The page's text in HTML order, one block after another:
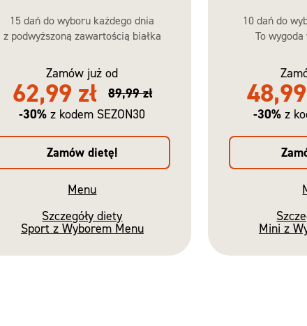
15 dań do wyboru każdego dnia
z podwyższoną zawartością białka
Zamów już od
62,99 zł
89,99 zł
-30% z kodem SEZON30
Zamów dietę!
Menu
Szczegóły diety
Sport z Wyborem Menu
10 dań do
To
-30% z
Mini z